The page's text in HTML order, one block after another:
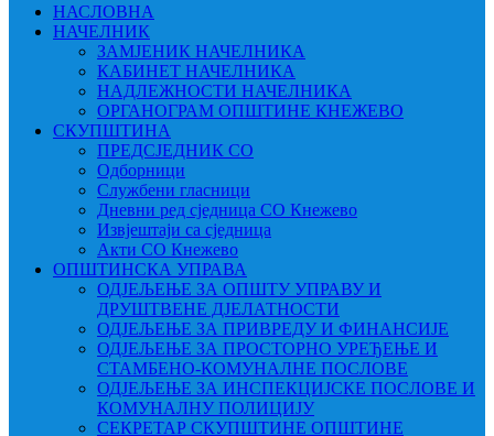
НАСЛОВНА
НАЧЕЛНИК
ЗАМЈЕНИК НАЧЕЛНИКА
КАБИНЕТ НАЧЕЛНИКА
НАДЛЕЖНОСТИ НАЧЕЛНИКА
ОРГАНОГРАМ ОПШТИНЕ КНЕЖЕВО
СКУПШТИНА
ПРЕДСЈЕДНИК СО
Одборници
Службени гласници
Дневни ред сједница СО Кнежево
Извјештаји са сједница
Акти СО Кнежево
ОПШТИНСКА УПРАВА
ОДЈЕЉЕЊЕ ЗА ОПШТУ УПРАВУ И
ДРУШТВЕНЕ ДЈЕЛАТНОСТИ
ОДЈЕЉЕЊЕ ЗА ПРИВРЕДУ И ФИНАНСИЈЕ
ОДЈЕЉЕЊЕ ЗА ПРОСТОРНО УРЕЂЕЊЕ И
СТАМБЕНО-КОМУНАЛНЕ ПОСЛОВЕ
ОДЈЕЉЕЊЕ ЗА ИНСПЕКЦИЈСКЕ ПОСЛОВЕ И
КОМУНАЛНУ ПОЛИЦИЈУ
СЕКРЕТАР СКУПШТИНЕ ОПШТИНЕ